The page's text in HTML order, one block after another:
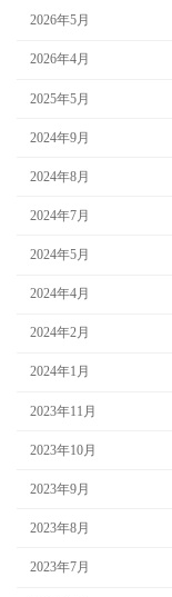
2026年5月
2026年4月
2025年5月
2024年9月
2024年8月
2024年7月
2024年5月
2024年4月
2024年2月
2024年1月
2023年11月
2023年10月
2023年9月
2023年8月
2023年7月